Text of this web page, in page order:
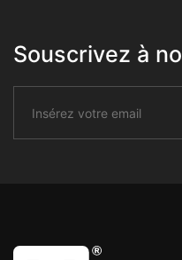
Souscrivez à